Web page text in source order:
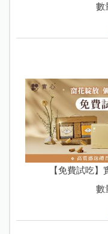
數
【免費試吃
數